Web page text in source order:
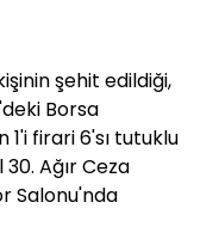
şehit edildiği,
Borsa
1'i firari 6'sı tutuklu
30. Ağır Ceza
Salonu'nda